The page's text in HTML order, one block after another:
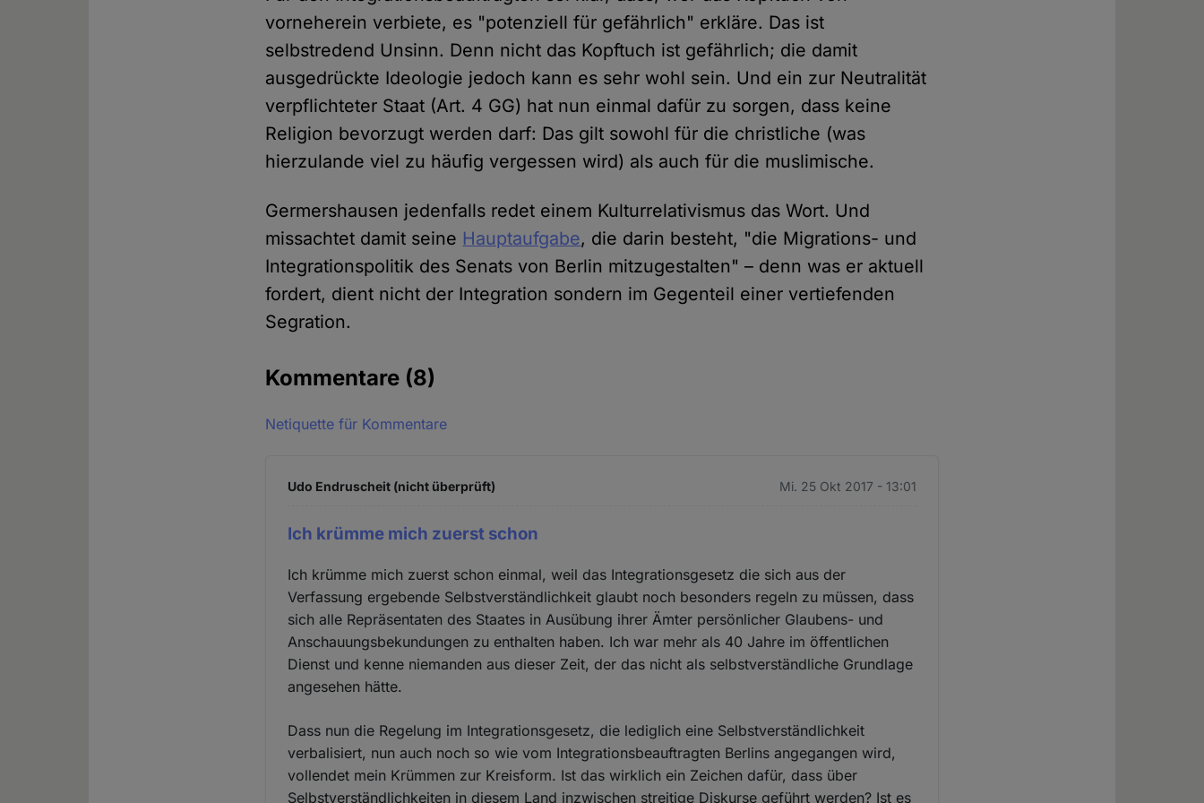
vorneherein verbiete, es "potenziell für gefährlich" erkläre. Das ist
selbstredend Unsinn. Denn nicht das Kopftuch ist gefährlich; die damit
ausgedrückte Ideologie jedoch kann es sehr wohl sein. Und ein zur Neutralität
verpflichteter Staat (Art. 4 GG) hat nun einmal dafür zu sorgen, dass keine
Religion bevorzugt werden darf: Das gilt sowohl für die christliche (was
hierzulande viel zu häufig vergessen wird) als auch für die muslimische.
Germershausen jedenfalls redet einem Kulturrelativismus das Wort. Und
missachtet damit seine Hauptaufgabe, die darin besteht, "die Migrations- und
Integrationspolitik des Senats von Berlin mitzugestalten" – denn was er aktuell
fordert, dient nicht der Integration sondern im Gegenteil einer vertiefenden
Segration.
Kommentare (8)
Netiquette für Kommentare
Udo Endruscheit (nicht überprüft) Mi. 25 Okt 2017 - 13:01
Ich krümme mich zuerst schon
Ich krümme mich zuerst schon einmal, weil das Integrationsgesetz die sich aus der
Verfassung ergebende Selbstverständlichkeit glaubt noch besonders regeln zu müssen, dass
sich alle Repräsentaten des Staates in Ausübung ihrer Ämter persönlicher Glaubens- und
Anschauungsbekundungen zu enthalten haben. Ich war mehr als 40 Jahre im öffentlichen
Dienst und kenne niemanden aus dieser Zeit, der das nicht als selbstverständliche Grundlage
angesehen hätte.
Dass nun die Regelung im Integrationsgesetz, die lediglich eine Selbstverständlichkeit
verbalisiert, nun auch noch so wie vom Integrationsbeauftragten Berlins angegangen wird,
vollendet mein Krümmen zur Kreisform. Ist das wirklich ein Zeichen dafür, dass über
Selbstverständlichkeiten in diesem Land inzwischen streitige Diskurse geführt werden? Ist es